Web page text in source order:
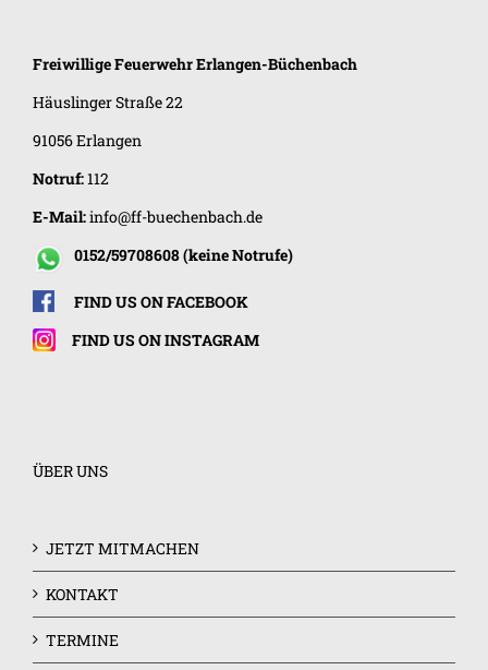
Freiwillige FeuerwehrErlangen-Büchenbach
Häuslinger Straße 22
91056 Erlangen
Notruf:112
E-Mail:info@ff-buechenbach.de
0152/59708608 (keine Notrufe)
FIND US ON FACEBOOK
FIND US ON INSTAGRAM
ÜBER UNS
JETZT MITMACHEN
KONTAKT
TERMINE